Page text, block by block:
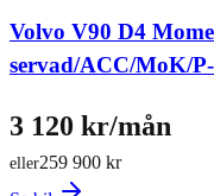
Volvo V90 D4
servad/ACC/MoK/P-
259 900 kr
eller
3 120 kr/mån